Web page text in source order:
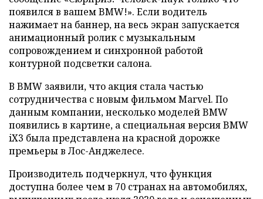
появился в вашем BMW!». Если водитель
нажимает на баннер, на весь экран запускается
анимационный ролик с музыкальным
сопровождением и синхронной работой
контурной подсветки салона.
В BMW заявили, что акция стала частью
сотрудничества с новым фильмом Marvel. По
данным компании, несколько моделей BMW
появились в картине, а специальная версия BMW
iX3 была представлена на красной дорожке
премьеры в Лос-Анджелесе.
Производитель подчеркнул, что функция
доступна более чем в 70 странах на автомобилях,